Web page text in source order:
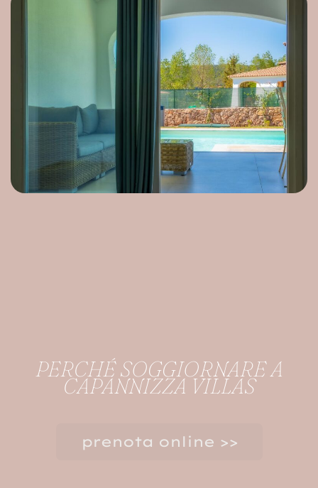
PERCHÉ SOGGIORNARE A
CAPANNIZZA VILLAS​
prenota online >>